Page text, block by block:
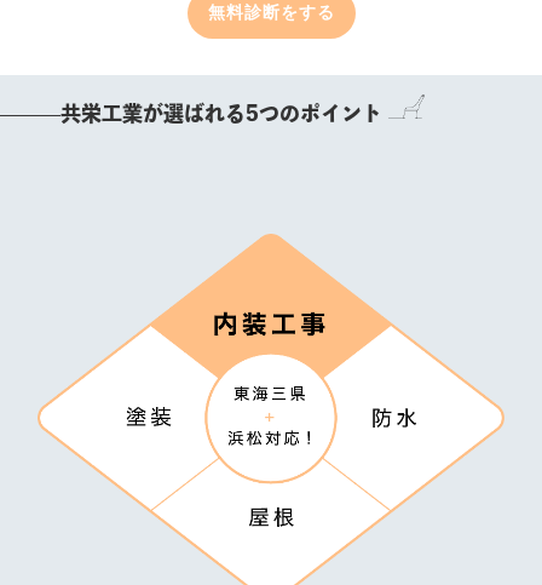
無料診断をする
共栄工業が選ばれる5つのポイント